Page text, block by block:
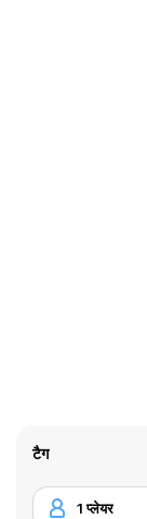
टैग
1 प्लेयर